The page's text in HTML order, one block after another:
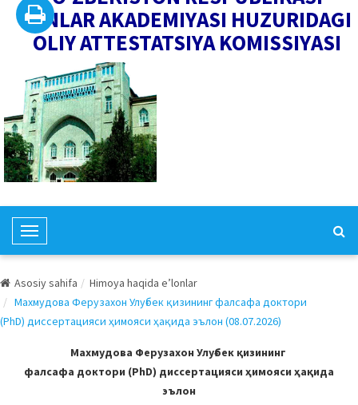
FANLAR AKADEMIYASI HUZURIDAGI
OLIY ATTESTATSIYA KOMISSIYASI
T
o
g
l
e
a
Asosiy sahifa
Himoya haqida e’lonlar
Махмудова Ферузахон Улуғбек қизининг фалсафа доктори
(PhD) диссертацияси ҳимояси ҳақида эълон (08.07.2026)
Махмудова Ферузахон Улуғбек қизининг
фалсафа доктори (PhD) диссертацияси ҳимояси ҳақида
эълон